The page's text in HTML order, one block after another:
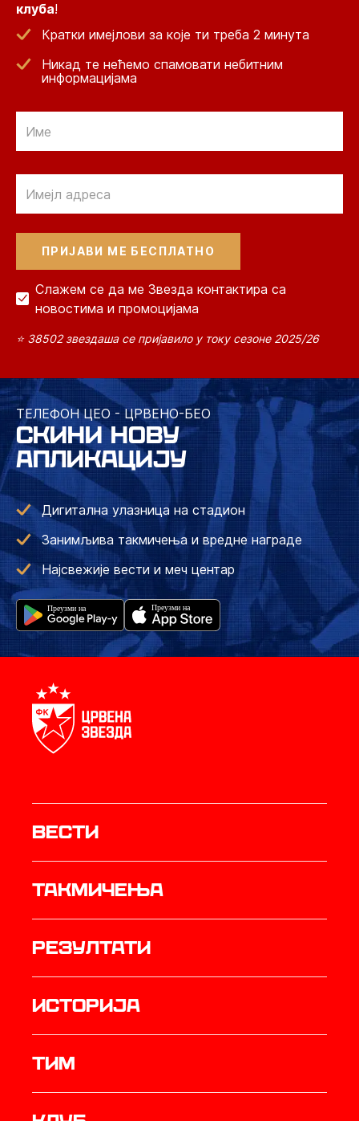
клуба!
Кратки имејлови за које ти треба 2 минута
Никад те нећемо спамовати небитним
информацијама
Слажем се да ме Звезда контактира са
новостима и промоцијама
⭐ 38502 звездаша се пријавило у току сезоне 2025/26
ТЕЛЕФОН ЦЕО - ЦРВЕНО-БЕО
СКИНИ НОВУ
АПЛИКАЦИЈУ
Дигитална улазница на стадион
Занимљива такмичења и вредне награде
Најсвежије вести и меч центар
Вести
Такмичења
резултати
историја
ТИМ